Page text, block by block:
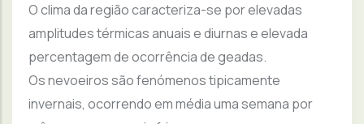
O clima da região caracteriza-se por elevadas
amplitudes térmicas anuais e diurnas e elevada
percentagem de ocorrência de geadas.
Os nevoeiros são fenómenos tipicamente
invernais, ocorrendo em média uma semana por